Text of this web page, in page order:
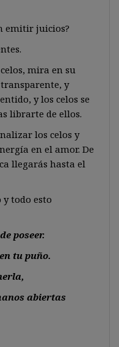
emitir juicios?
mira en su
y
y los celos se
librarte de ellos.
los celos y
en el amor. De
llegarás hasta el
y todo esto
poseer.
tu puño.
abiertas